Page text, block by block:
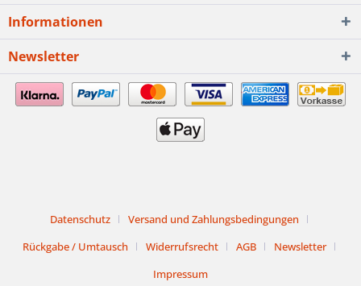
Informationen
Newsletter
Datenschutz
Versand und Zahlungsbedingungen
Rückgabe / Umtausch
Widerrufsrecht AGB
Newsletter
Impressum